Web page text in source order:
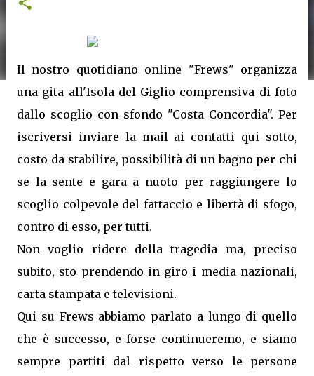
Il nostro quotidiano online "Frews" organizza
una gita all'Isola del Giglio comprensiva di foto
dallo scoglio con sfondo "Costa Concordia". Per
iscriversi inviare la mail ai contatti qui sotto,
costo da stabilire, possibilità di un bagno per chi
se la sente e gara a nuoto per raggiungere lo
scoglio colpevole del fattaccio e libertà di sfogo,
contro di esso, per tutti.
Non voglio ridere della tragedia ma, preciso
subito, sto prendendo in giro i media nazionali,
carta stampata e televisioni.
Qui su Frews abbiamo parlato a lungo di quello
che è successo, e forse continueremo, e siamo
sempre partiti dal rispetto verso le persone